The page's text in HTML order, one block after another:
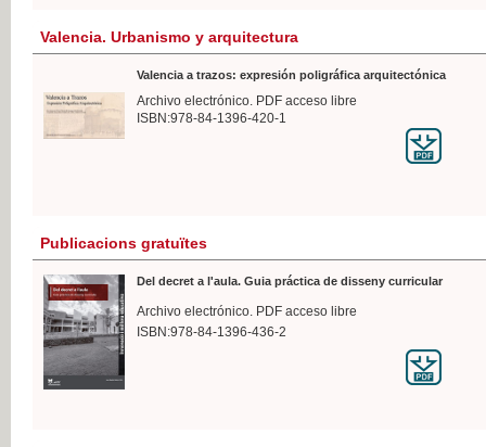
Valencia. Urbanismo y arquitectura
Valencia a trazos: expresión poligráfica arquitectónica
Archivo electrónico. PDF acceso libre
ISBN:978-84-1396-420-1
Publicacions gratuïtes
Del decret a l'aula. Guia práctica de disseny curricular
Archivo electrónico. PDF acceso libre
ISBN:978-84-1396-436-2